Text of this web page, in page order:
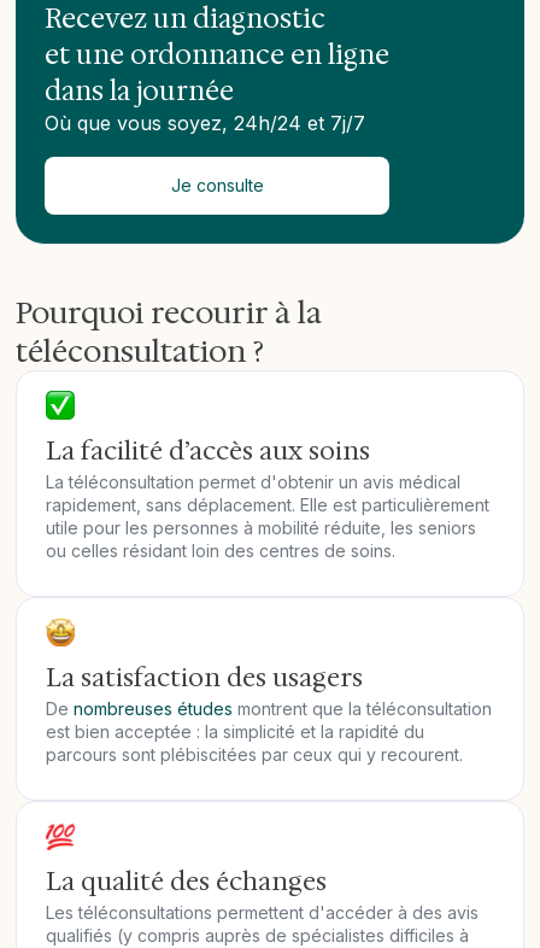
Recevez un diagnostic
et une ordonnance en ligne
dans la journée
Où que vous soyez, 24h/24 et 7j/7
Je consulte
Pourquoi recourir à la
téléconsultation ?
La facilité d’accès aux soins
La téléconsultation permet d'obtenir un avis médical
rapidement, sans déplacement. Elle est particulièrement
utile pour les personnes à mobilité réduite, les seniors
ou celles résidant loin des centres de soins.
La satisfaction des usagers
Denombreuses études montrent que la téléconsultation
est bien acceptée : la simplicité et la rapidité du
parcours sont plébiscitées par ceux qui y recourent.
La qualité des échanges
Les téléconsultations permettent d'accéder à des avis
qualifiés (y compris auprès de spécialistes difficiles à